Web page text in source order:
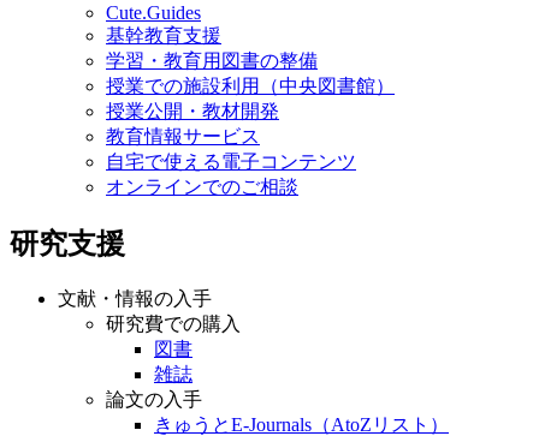
Cute.Guides
基幹教育支援
学習・教育用図書の整備
授業での施設利用（中央図書館）
授業公開・教材開発
教育情報サービス
自宅で使える電子コンテンツ
オンラインでのご相談
研究支援
文献・情報の入手
研究費での購入
図書
雑誌
論文の入手
きゅうとE-Journals（AtoZリスト）